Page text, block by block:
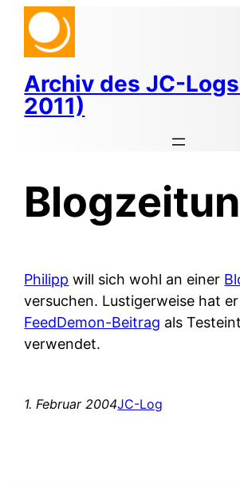
Zum
Inhalt
springen
Archiv des JC-
2011)
Philipp will sich wohl an einer
versuchen. Lustigerweise hat
FeedDemon-Beitrag als
verwendet.
1. Februar 2004JC-Log